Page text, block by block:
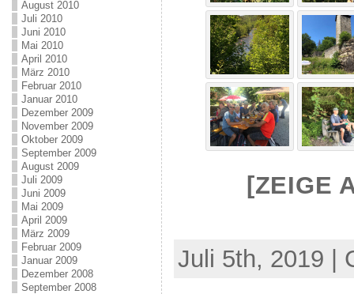
August 2010
Juli 2010
Juni 2010
Mai 2010
April 2010
März 2010
Februar 2010
Januar 2010
Dezember 2009
November 2009
Oktober 2009
September 2009
August 2009
Juli 2009
Juni 2009
Mai 2009
April 2009
März 2009
Februar 2009
Januar 2009
Dezember 2008
September 2008
[ZEIGE
Juli 5th, 2019 |